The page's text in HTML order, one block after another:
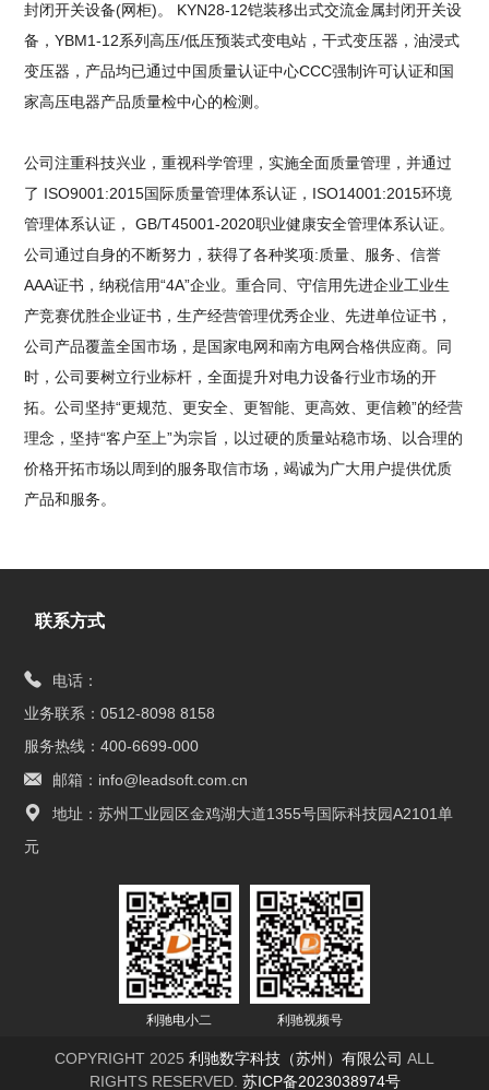
封闭开关设备(网柜)。 KYN28-12铠装移出式交流金属封闭开关设
备，YBM1-12系列高压/低压预装式变电站，干式变压器，油浸式
变压器，产品均已通过中国质量认证中心CCC强制许可认证和国
家高压电器产品质量检中心的检测。
公司注重科技兴业，重视科学管理，实施全面质量管理，并通过
了 ISO9001:2015国际质量管理体系认证，ISO14001:2015环境
管理体系认证， GB/T45001-2020职业健康安全管理体系认证。
公司通过自身的不断努力，获得了各种奖项:质量、服务、信誉
AAA证书，纳税信用“4A”企业。重合同、守信用先进企业工业生
产竞赛优胜企业证书，生产经营管理优秀企业、先进单位证书，
公司产品覆盖全国市场，是国家电网和南方电网合格供应商。同
时，公司要树立行业标杆，全面提升对电力设备行业市场的开
拓。公司坚持“更规范、更安全、更智能、更高效、更信赖”的经营
理念，坚持“客户至上”为宗旨，以过硬的质量站稳市场、以合理的
价格开拓市场以周到的服务取信市场，竭诚为广大用户提供优质
产品和服务。
联系方式
电话：
业务联系：0512-8098 8158
服务热线：400-6699-000
邮箱：info@leadsoft.com.cn
地址：苏州工业园区金鸡湖大道1355号国际科技园A2101单
元
利驰电小二 利驰视频号
COPYRIGHT 2025 利驰数字科技（苏州）有限公司 ALL
RIGHTS RESERVED. 苏ICP备2023038974号